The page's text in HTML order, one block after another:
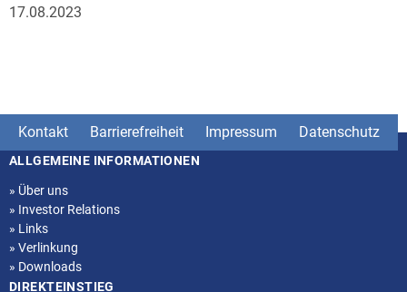
17.08.2023
Kontakt Barrierefreiheit Impressum Datenschutz
Seitenstruktur
ALLGEMEINE INFORMATIONEN
» Über uns
» Investor Relations
» Links
» Verlinkung
» Downloads
DIREKTEINSTIEG